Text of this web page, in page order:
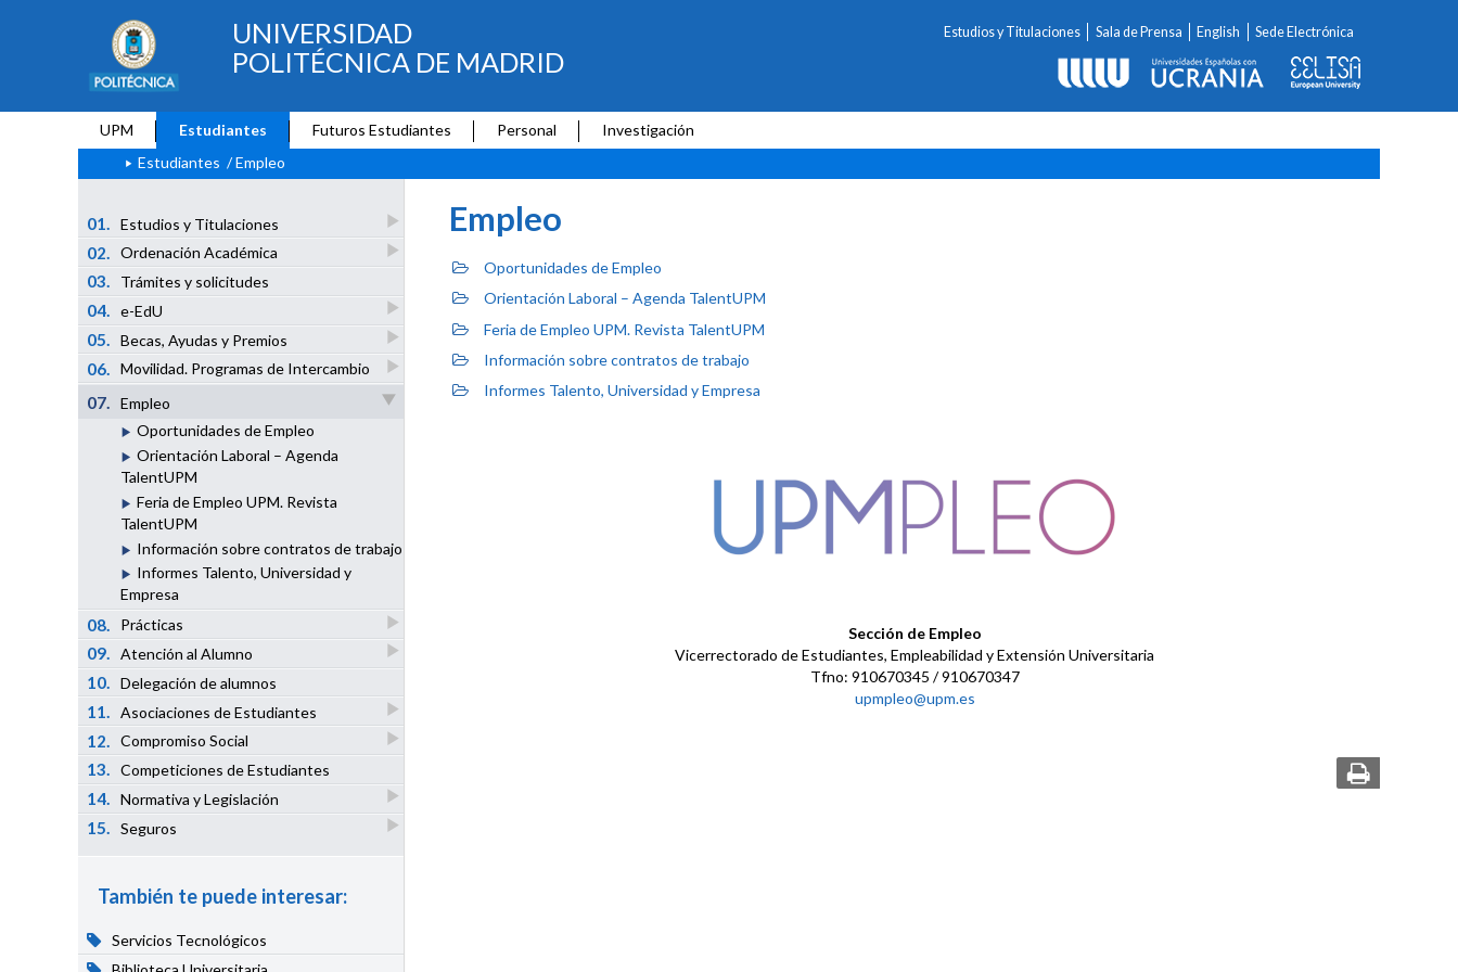
UNIVERSIDAD
POLITÉCNICA DE MADRID
Estudios y Titulaciones Sala de Prensa English Sede Electrónica
UPM Estudiantes Futuros Estudiantes Personal
Investigación
Estudiantes / Empleo
01. Estudios y Titulaciones
02. Ordenación Académica
03. Trámites y solicitudes
04. e-EdU
05. Becas, Ayudas y Premios
06. Movilidad. Programas de Intercambio
07.
Empleo
Oportunidades de Empleo
Orientación Laboral – Agenda
TalentUPM
Feria de Empleo UPM. Revista
TalentUPM
Información sobre contratos de trabajo
Informes Talento, Universidad y
Empresa
08. Prácticas
09. Atención al Alumno
10. Delegación de alumnos
11. Asociaciones de Estudiantes
12. Compromiso Social
13. Competiciones de Estudiantes
14. Normativa y Legislación
15. Seguros
También te puede interesar:
Servicios Tecnológicos
Empleo
Oportunidades de Empleo
Orientación Laboral – Agenda TalentUPM
Feria de Empleo UPM. Revista TalentUPM
Información sobre contratos de trabajo
Informes Talento, Universidad y Empresa
Sección de Empleo
Vicerrectorado de Estudiantes, Empleabilidad y Extensión Universitaria
Tfno: 910670345 / 910670347
upmpleo@upm.es